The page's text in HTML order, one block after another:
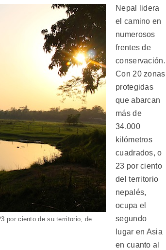
por ciento de su territorio, de
Nepal lidera
el camino en
numerosos
frentes de
conservación.
Con 20 zonas
protegidas
que abarcan
más de
34.000
kilómetros
cuadrados, o
23 por ciento
del territorio
nepalés,
ocupa el
segundo
lugar en Asia
en cuanto al